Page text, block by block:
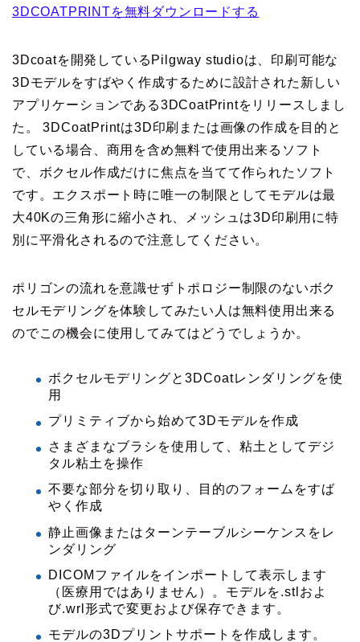
3DCOATPRINTを無料ダウンロードする
3Dcoatを開発しているPilgway studioは、印刷可能な
3Dモデルをすばやく作成するために設計された新しい
アプリケーションである3DCoatPrintをリリースしまし
た。 3DCoatPrintは3D印刷または画像の作成を目的と
している場合、商用を含め無料で使用出来るソフト
で、ボクセル作成だけに焦点を当てて作られたソフト
です。エクスポート時に唯一の制限としてモデルは最
大40Kの三角形に縮小され、メッシュは3D印刷用に特
別に平滑化されるので注意してください。
ポリゴンの流れを意識せずトポロジー制限のないボク
セルモデリングを体験してみたい人は無料使用出来る
のでこの機会に使用してみてはどうでしょうか。
ボクセルモデリングと3DCoatレンダリングを使
用
プリミティブから始めて3Dモデルを作成
さまざまなブラシを使用して、粘土としてデジ
タル粘土を操作
不要な部分を切り取り、目的のフォームをすば
やく作成
静止画像またはターンテーブルシーケンスをレ
ンダリング
DICOMファイルをインポートして表示します
（医療用ではありません）。モデルを.stlおよ
び.wrl形式で変更および保存できます。
モデルの3Dプリントサポートを作成します。